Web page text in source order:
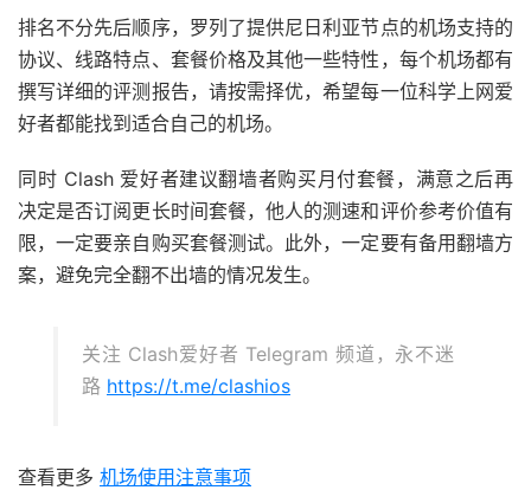
排名不分先后顺序，罗列了提供尼日利亚节点的机场支持的
协议、线路特点、套餐价格及其他一些特性，每个机场都有
撰写详细的评测报告，请按需择优，希望每一位科学上网爱
好者都能找到适合自己的机场。
同时 Clash 爱好者建议翻墙者购买月付套餐，满意之后再
决定是否订阅更长时间套餐，他人的测速和评价参考价值有
限，一定要亲自购买套餐测试。此外，一定要有备用翻墙方
案，避免完全翻不出墙的情况发生。
关注 Clash爱好者 Telegram 频道，永不迷
路 https://t.me/clashios
查看更多 机场使用注意事项